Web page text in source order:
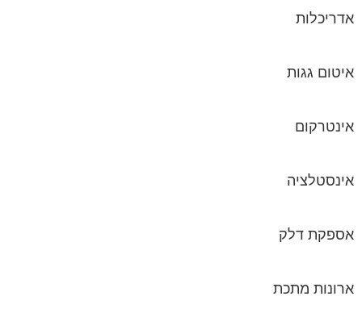
אדריכלות
איטום גגות
אינטרקום
אינסטלציה
אספקת דלק
ארונות מתכת